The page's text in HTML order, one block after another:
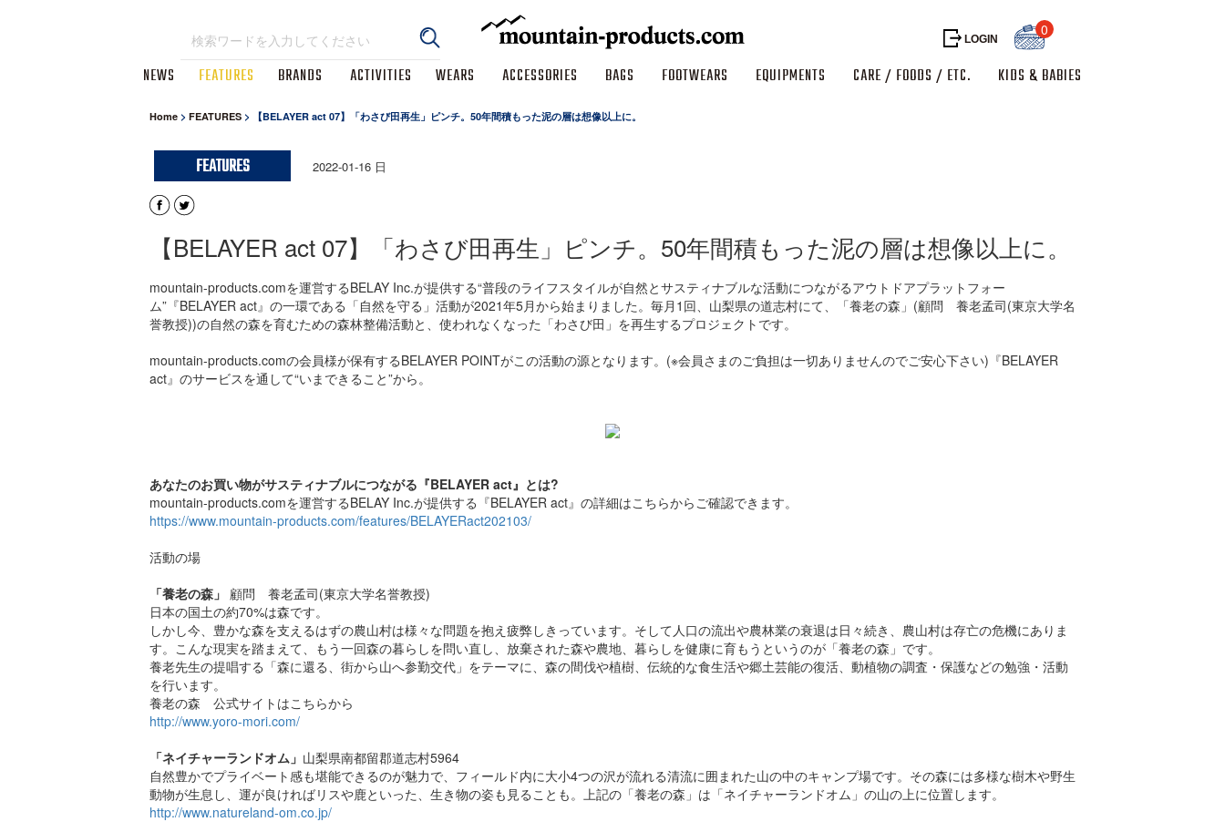
LOGIN
0
NEWS FEATURES BRANDS ACTIVITIES WEARS ACCESSORIES BAGS FOOTWEARS EQUIPMENTS CARE / FOODS / ETC. KIDS & BABIES
Home > FEATURES > 【BELAYER act 07】「わさび田再生」ピンチ。50年間積もった泥の層は想像以上に。
FEATURES 2022-01-16 日
【BELAYER act 07】「わさび田再生」ピンチ。50年間積もった泥の層は想像以上に。
mountain-products.comを運営するBELAY Inc.が提供する“普段のライフスタイルが自然とサスティナブルな活動につながるアウトドアプラットフォー
ム”『BELAYER act』の一環である「自然を守る」活動が2021年5月から始まりました。毎月1回、山梨県の道志村にて、「養老の森」(顧問 養老孟司(東京大学名
誉教授))の自然の森を育むための森林整備活動と、使われなくなった「わさび田」を再生するプロジェクトです。
mountain-products.comの会員様が保有するBELAYER POINTがこの活動の源となります。(※会員さまのご負担は一切ありませんのでご安心下さい)『BELAYER
act』のサービスを通して“いまできること”から。
あなたのお買い物がサスティナブルにつながる『BELAYER act』とは?
mountain-products.comを運営するBELAY Inc.が提供する『BELAYER act』の詳細はこちらからご確認できます。
https://www.mountain-products.com/features/BELAYERact202103/
活動の場
「養老の森」 顧問 養老孟司(東京大学名誉教授)
日本の国土の約70%は森です。
しかし今、豊かな森を支えるはずの農山村は様々な問題を抱え疲弊しきっています。そして人口の流出や農林業の衰退は日々続き、農山村は存亡の危機にありま
す。こんな現実を踏まえて、もう一回森の暮らしを問い直し、放棄された森や農地、暮らしを健康に育もうというのが「養老の森」です。
養老先生の提唱する「森に還る、街から山へ参勤交代」をテーマに、森の間伐や植樹、伝統的な食生活や郷土芸能の復活、動植物の調査・保護などの勉強・活動
を行います。
養老の森 公式サイトはこちらから
http://www.yoro-mori.com/
「ネイチャーランドオム」 山梨県南都留郡道志村5964​
自然豊かでプライベート感も堪能できるのが魅力で、フィールド内に大小4つの沢が流れる清流に囲まれた山の中のキャンプ場​です。その森には多様な樹木や野生
動物が生息し、運が良ければリスや鹿といった、生き物の姿も見ることも。上記の「養老の森」は「ネイチャーランドオム」の山の上に位置します。
http://www.natureland-om.co.jp/